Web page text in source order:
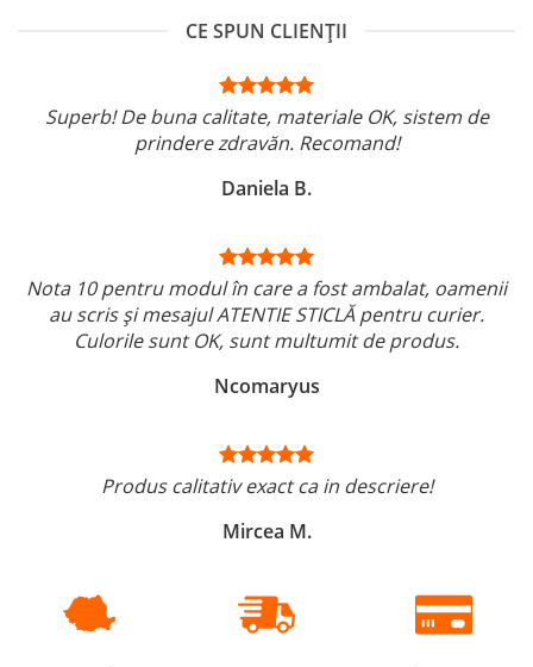
CE SPUN CLIENȚII
Superb! De buna calitate, materiale OK, sistem de
prindere zdravăn. Recomand!
Daniela B.
Nota 10 pentru modul în care a fost ambalat, oamenii
au scris și mesajul ATENTIE STICLĂ pentru curier.
Culorile sunt OK, sunt multumit de produs.
Ncomaryus
Produs calitativ exact ca in descriere!
Mircea M.